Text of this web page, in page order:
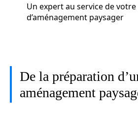
Un expert au service de
d’aménagement paysager
De la préparation
aménagement